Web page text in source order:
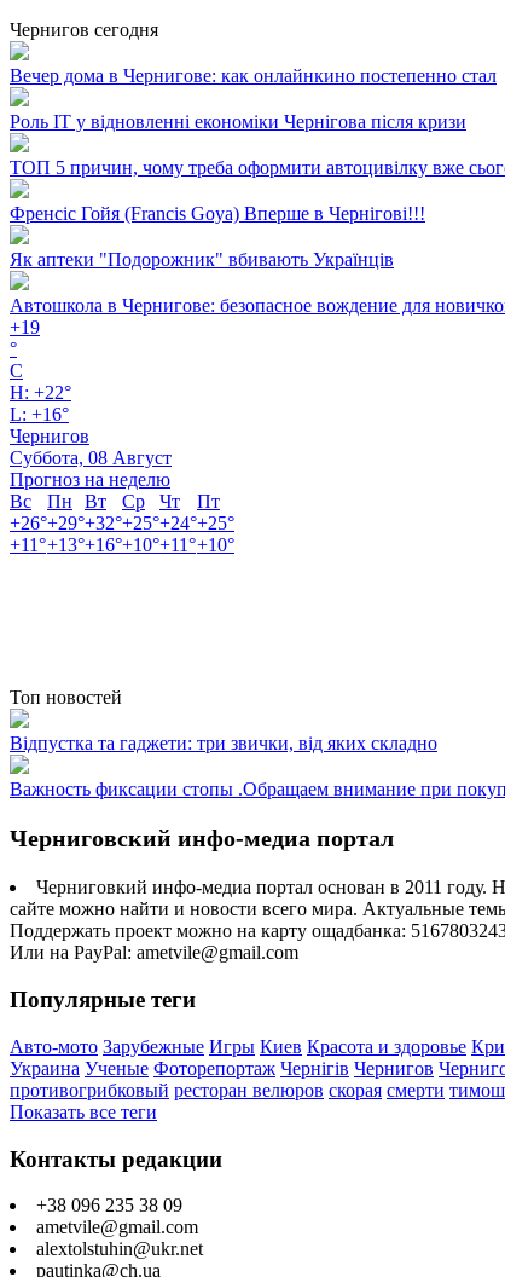
Чернигов сегодня
Вечер дома в Чернигове: как онлайнкино постепенно стал
Роль ІТ у відновленні економіки Чернігова після кризи
ТОП 5 причин, чому треба оформити автоцивілку вже
Френсіс Гойя (Francis Goya) Вперше в Чернігові!!!
Як аптеки "Подорожник" вбивають Українців
Автошкола в Чернигове: безопасное вождение для
+19
°
C
H: +22°
L: +16°
Чернигов
Суббота, 08 Август
Прогноз на неделю
Вс
Пн Вт Ср Чт
Пт
+26°+29°+32°+25°+24°+25°
+11°+13°+16°+10°+11°+10°
Топ новостей
Відпустка та гаджети: три звички, від яких складно
Важность фиксации стопы .Обращаем внимание при
Черниговский инфо-медиа портал
Черниговкий инфо-медиа портал основан в 2011 году.
сайте можно найти и новости всего мира. Актуальные
Поддержать проект можно на карту ощадбанка:
Или на PayPal: ametvile@gmail.com
Популярные теги
Авто-мото Зарубежные Игры Киев Красота и здоровье
Украина Ученые Фоторепортаж Чернігів Чернигов
противогрибковый ресторан велюров скорая смерти
Показать все теги
Контакты редакции
+38 096 235 38 09
ametvile@gmail.com
alextolstuhin@ukr.net
pautinka@ch.ua